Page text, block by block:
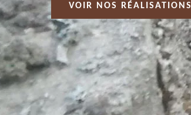
VOIR NOS RÉALISATIONS